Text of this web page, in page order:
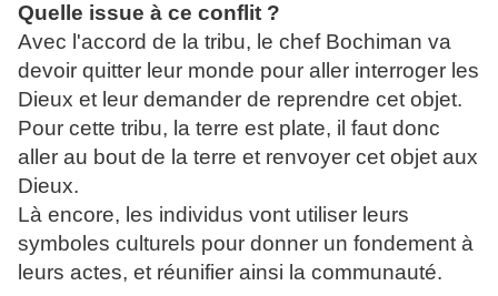
Quelle issue à ce conflit ?
Avec l'accord de la tribu, le chef Bochiman va
devoir quitter leur monde pour aller interroger les
Dieux et leur demander de reprendre cet objet.
Pour cette tribu, la terre est plate, il faut donc
aller au bout de la terre et renvoyer cet objet aux
Dieux.
Là encore, les individus vont utiliser leurs
symboles culturels pour donner un fondement à
leurs actes, et réunifier ainsi la communauté.